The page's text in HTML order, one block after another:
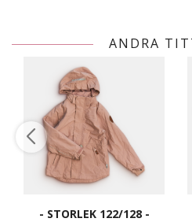
ANDRA
- STORLEK 122/128 -